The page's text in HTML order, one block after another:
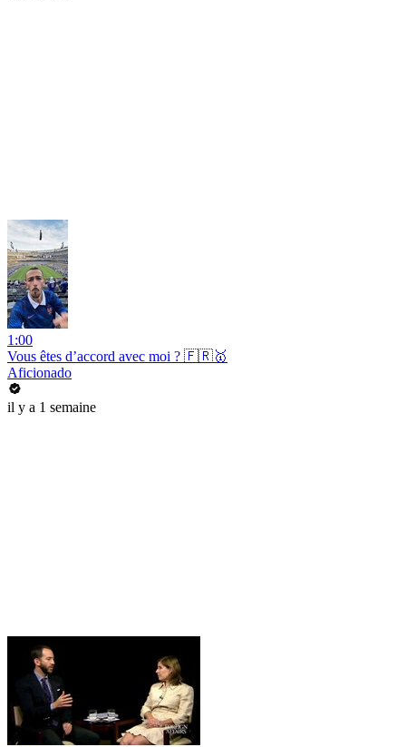
1:00
Vous êtes d’accord avec moi ? 🇫🇷🥇
Aficionado
il y a 1 semaine